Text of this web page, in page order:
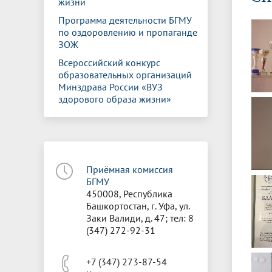
Электронный ящик доверия
Абитуриенту
Видеогалерея
Оплата
Эндаумент
Вопрос-
Управление международной
деятельности
Отдел
Информация для инвалидов и лиц с
ограниченными возможностями
Онлайн
Независимая оценка качества
образования
Итоги научно-исследовательской
работы
Конференции и форумы
Проблемные научные комиссии
онкологии
Санаторий-профилакторий БГМУ
Совет обучающихся
Золотой фонд БГМУ
Медиа
Жизнь иностранных студентов БГМУ
Программа деятельности БГМУ
по оздоровлению и пропаганде
ЗОЖ
Всероссийский конкурс
образовательных организаций
Минздрава России «ВУЗ
здорового образа жизни»
Приёмная комиссия
БГМУ
450008, Республика
Башкортостан, г. Уфа, ул.
Заки Валиди, д. 47; тел: 8
(347) 272-92-31
+7 (347) 273-87-54